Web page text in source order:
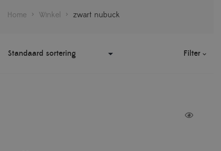
Home > Winkel > zwart nubuck
Filter